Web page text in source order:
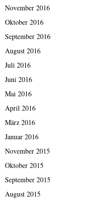
November 2016
Oktober 2016
September 2016
August 2016
Juli 2016
Juni 2016
Mai 2016
April 2016
März 2016
Januar 2016
November 2015
Oktober 2015
September 2015
August 2015